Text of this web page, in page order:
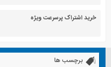
خرید اشتراک پرسرعت ویژه
برچسب ها